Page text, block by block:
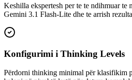
Keshilla ekspertesh per te te ndihmuar te
Gemini 3.1 Flash-Lite dhe te arrish
Konfigurimi i Thinking Levels
Përdorni thinking minimal për klasifikim